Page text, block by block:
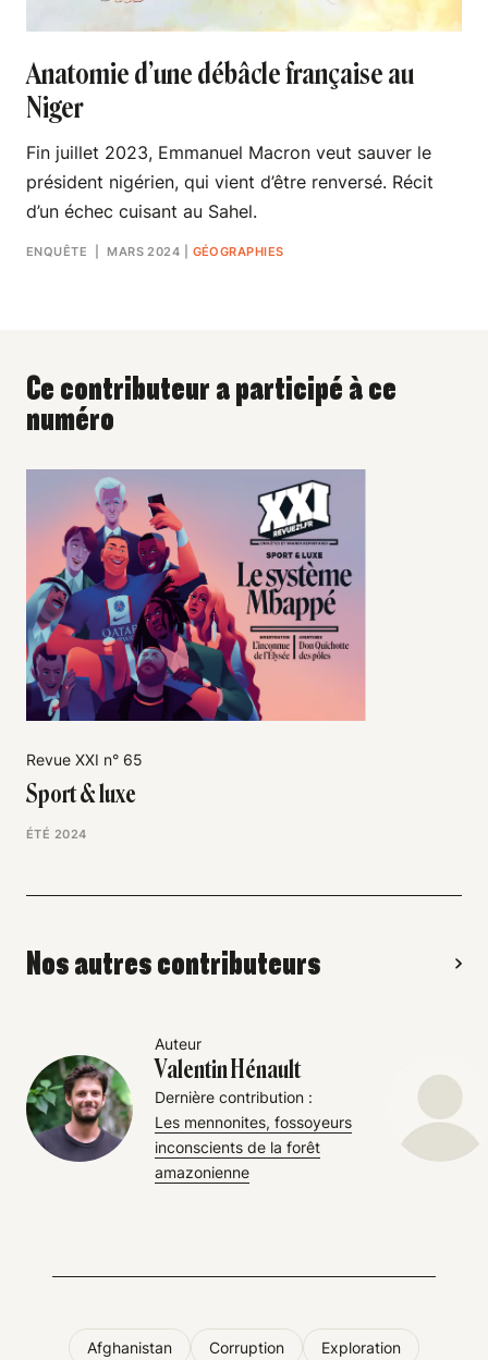
Anatomie d’une débâcle française au
Niger
Fin juillet 2023, Emmanuel Macron veut sauver le
président nigérien, qui vient d’être renversé. Récit
d’un échec cuisant au Sahel.
ENQUÊTE | MARS 2024 GÉOGRAPHIES
Ce contributeur a participé à ce
numéro
Revue XXI n° 65
Sport & luxe
ÉTÉ 2024
Nos autres contributeurs
Auteur
Valentin Hénault
Dernière contribution :
Les mennonites, fossoyeurs
inconscients de la forêt
amazonienne
Afghanistan Corruption Exploration